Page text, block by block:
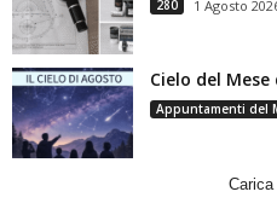
280 1 Agosto
Cielo del
Appuntamenti del
Carica